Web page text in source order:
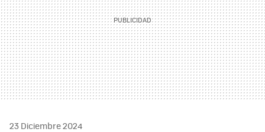
23 Diciembre 2024